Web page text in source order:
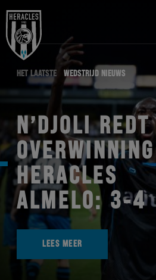
HET LAATSTE WEDSTRIJD NIEUWS
N’DJOLI REDT
OVERWINNING
HERACLES
ALMELO: 3-4
LEES MEER